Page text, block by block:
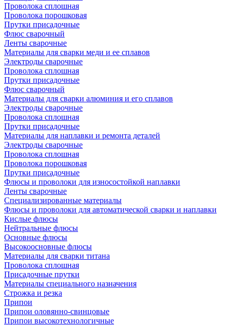
Проволока сплошная
Проволока порошковая
Прутки присадочные
Флюс сварочный
Ленты сварочные
Материалы для сварки меди и ее сплавов
Электроды сварочные
Проволока сплошная
Прутки присадочные
Флюс сварочный
Материалы для сварки алюминия и его сплавов
Электроды сварочные
Проволока сплошная
Прутки присадочные
Материалы для наплавки и ремонта деталей
Электроды сварочные
Проволока сплошная
Проволока порошковая
Прутки присадочные
Флюсы и проволоки для износостойкой наплавки
Ленты сварочные
Специализированные материалы
Флюсы и проволоки для автоматической сварки и наплавки
Кислые флюсы
Нейтральные флюсы
Основные флюсы
Высокоосновные флюсы
Материалы для сварки титана
Проволока сплошная
Присадочные прутки
Материалы специального назначения
Строжка и резка
Припои
Припои оловянно-свинцовые
Припои высокотехнологичные